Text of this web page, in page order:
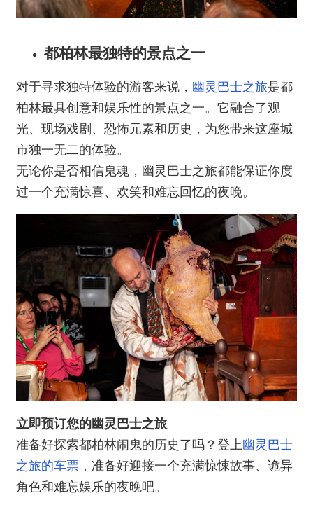
都柏林最独特的景点之一
对于寻求独特体验的游客来说， 幽灵巴士之旅是都
柏林最具创意和娱乐性的景点之一。它融合了观
光、现场戏剧、恐怖元素和历史，为您带来这座城
市独一无二的体验。
无论你是否相信鬼魂，幽灵巴士之旅都能保证你度
过一个充满惊喜、欢笑和难忘回忆的夜晚。
立即预订您的幽灵巴士之旅
准备好探索都柏林闹鬼的历史了吗？登上幽灵巴士
之旅的车票 ，准备好迎接一个充满惊悚故事、诡异
角色和难忘娱乐的夜晚吧。